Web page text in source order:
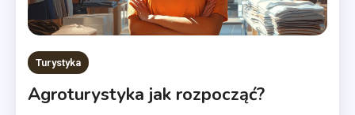
Turystyka
Agroturystyka jak rozpocząć?